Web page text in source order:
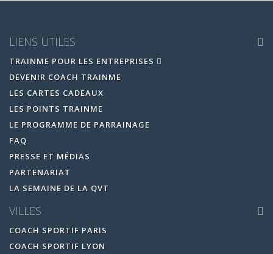
LIENS UTILES
TRAINME POUR LES ENTREPRISES
DEVENIR COACH TRAINME
LES CARTES CADEAUX
LES POINTS TRAINME
LE PROGRAMME DE PARRAINAGE
FAQ
PRESSE ET MÉDIAS
PARTENARIAT
LA SEMAINE DE LA QVT
VILLES
COACH SPORTIF PARIS
COACH SPORTIF LYON